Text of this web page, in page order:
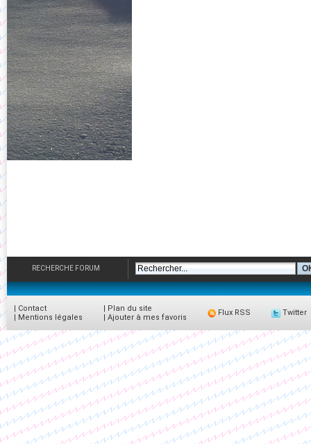
RECHERCHE FORUM
| Contact
| Mentions légales
| Plan du site
| Ajouter à mes favoris
Flux RSS Twitter